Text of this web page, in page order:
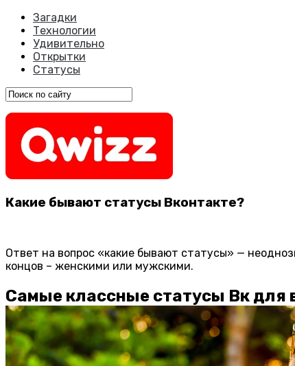
Загадки
Технологии
Удивительно
Открытки
Статусы
Какие бывают статусы Вконтакте?
Ответ на вопрос «какие бывают статусы» —
концов – женскими или мужскими.
Самые классные статусы Вк для